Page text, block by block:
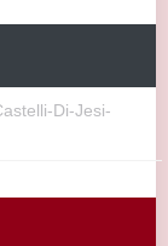
Di-Jesi-